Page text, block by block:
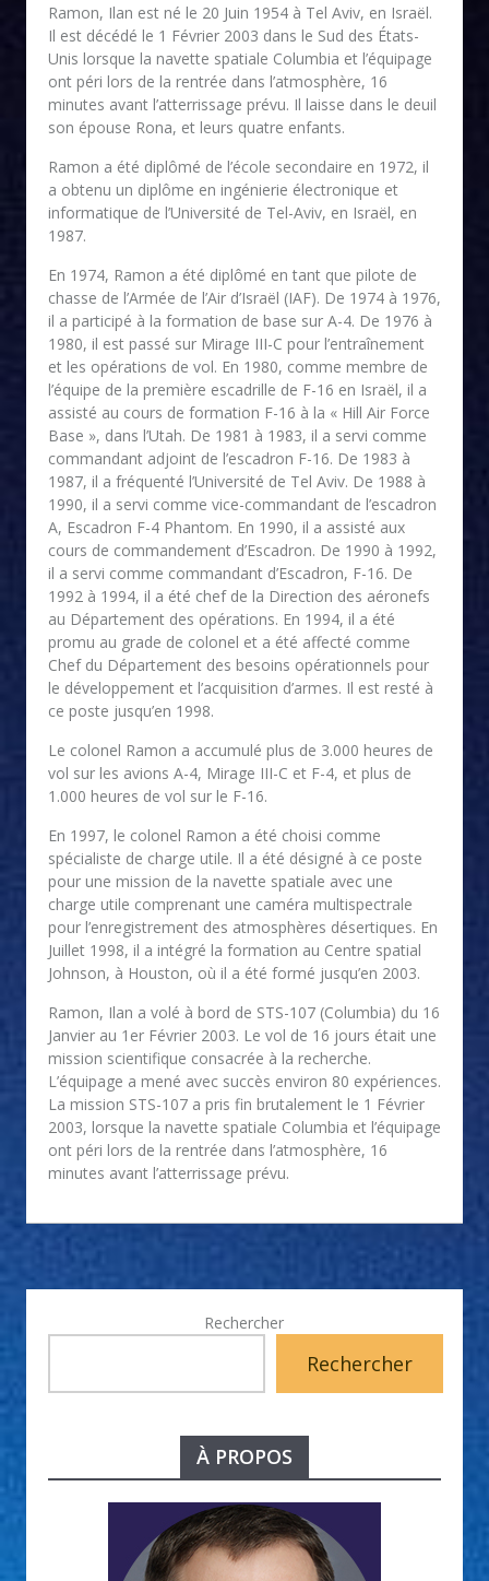
Ramon, Ilan est né le 20 Juin 1954 à Tel Aviv, en Israël.
Il est décédé le 1 Février 2003 dans le Sud des États-
Unis lorsque la navette spatiale Columbia et l’équipage
ont péri lors de la rentrée dans l’atmosphère, 16
minutes avant l’atterrissage prévu. Il laisse dans le deuil
son épouse Rona, et leurs quatre enfants.
Ramon a été diplômé de l’école secondaire en 1972, il
a obtenu un diplôme en ingénierie électronique et
informatique de l’Université de Tel-Aviv, en Israël, en
1987.
En 1974, Ramon a été diplômé en tant que pilote de
chasse de l’Armée de l’Air d’Israël (IAF). De 1974 à 1976,
il a participé à la formation de base sur A-4. De 1976 à
1980, il est passé sur Mirage III-C pour l’entraînement
et les opérations de vol. En 1980, comme membre de
l’équipe de la première escadrille de F-16 en Israël, il a
assisté au cours de formation F-16 à la « Hill Air Force
Base », dans l’Utah. De 1981 à 1983, il a servi comme
commandant adjoint de l’escadron F-16. De 1983 à
1987, il a fréquenté l’Université de Tel Aviv. De 1988 à
1990, il a servi comme vice-commandant de l’escadron
A, Escadron F-4 Phantom. En 1990, il a assisté aux
cours de commandement d’Escadron. De 1990 à 1992,
il a servi comme commandant d’Escadron, F-16. De
1992 à 1994, il a été chef de la Direction des aéronefs
au Département des opérations. En 1994, il a été
promu au grade de colonel et a été affecté comme
Chef du Département des besoins opérationnels pour
le développement et l’acquisition d’armes. Il est resté à
ce poste jusqu’en 1998.
Le colonel Ramon a accumulé plus de 3.000 heures de
vol sur les avions A-4, Mirage III-C et F-4, et plus de
1.000 heures de vol sur le F-16.
En 1997, le colonel Ramon a été choisi comme
spécialiste de charge utile. Il a été désigné à ce poste
pour une mission de la navette spatiale avec une
charge utile comprenant une caméra multispectrale
pour l’enregistrement des atmosphères désertiques. En
Juillet 1998, il a intégré la formation au Centre spatial
Johnson, à Houston, où il a été formé jusqu’en 2003.
Ramon, Ilan a volé à bord de STS-107 (Columbia) du 16
Janvier au 1er Février 2003. Le vol de 16 jours était une
mission scientifique consacrée à la recherche.
L’équipage a mené avec succès environ 80 expériences.
La mission STS-107 a pris fin brutalement le 1 Février
2003, lorsque la navette spatiale Columbia et l’équipage
ont péri lors de la rentrée dans l’atmosphère, 16
minutes avant l’atterrissage prévu.
Rechercher
Rechercher
À PROPOS